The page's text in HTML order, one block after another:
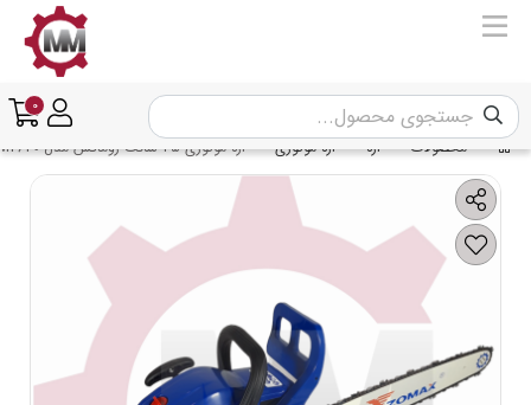
0
محصولات اره اره موتوری اره موتوری 45 سانت زوماکس مدل ZOMAX ZM4630